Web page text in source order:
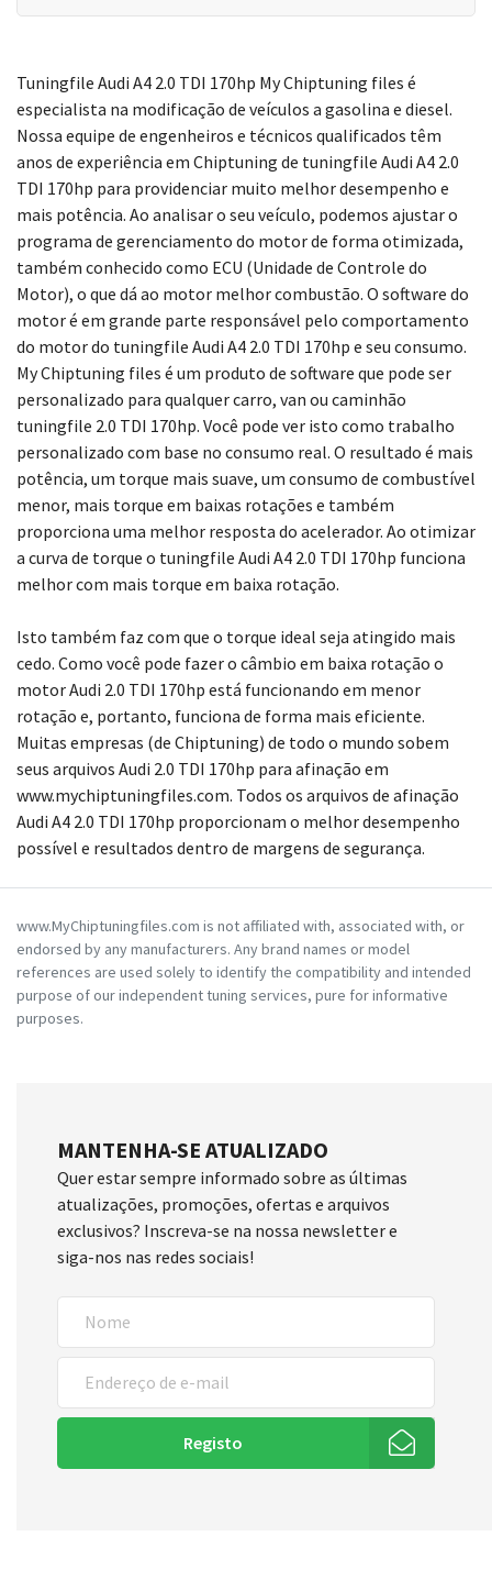
Tuningfile Audi A4 2.0 TDI 170hp My Chiptuning files é
especialista na modificação de veículos a gasolina e diesel.
Nossa equipe de engenheiros e técnicos qualificados têm
anos de experiência em Chiptuning de tuningfile Audi A4 2.0
TDI 170hp para providenciar muito melhor desempenho e
mais potência. Ao analisar o seu veículo, podemos ajustar o
programa de gerenciamento do motor de forma otimizada,
também conhecido como ECU (Unidade de Controle do
Motor), o que dá ao motor melhor combustão. O software do
motor é em grande parte responsável pelo comportamento
do motor do tuningfile Audi A4 2.0 TDI 170hp e seu consumo.
My Chiptuning files é um produto de software que pode ser
personalizado para qualquer carro, van ou caminhão
tuningfile 2.0 TDI 170hp. Você pode ver isto como trabalho
personalizado com base no consumo real. O resultado é mais
potência, um torque mais suave, um consumo de combustível
menor, mais torque em baixas rotações e também
proporciona uma melhor resposta do acelerador. Ao otimizar
a curva de torque o tuningfile Audi A4 2.0 TDI 170hp funciona
melhor com mais torque em baixa rotação.
Isto também faz com que o torque ideal seja atingido mais
cedo. Como você pode fazer o câmbio em baixa rotação o
motor Audi 2.0 TDI 170hp está funcionando em menor
rotação e, portanto, funciona de forma mais eficiente.
Muitas empresas (de Chiptuning) de todo o mundo sobem
seus arquivos Audi 2.0 TDI 170hp para afinação em
www.mychiptuningfiles.com. Todos os arquivos de afinação
Audi A4 2.0 TDI 170hp proporcionam o melhor desempenho
possível e resultados dentro de margens de segurança.
www.MyChiptuningfiles.com is not affiliated with, associated with, or
endorsed by any manufacturers. Any brand names or model
references are used solely to identify the compatibility and intended
purpose of our independent tuning services, pure for informative
purposes.
MANTENHA-SE ATUALIZADO
Quer estar sempre informado sobre as últimas
atualizações, promoções, ofertas e arquivos
exclusivos? Inscreva-se na nossa newsletter e
siga-nos nas redes sociais!
Registo